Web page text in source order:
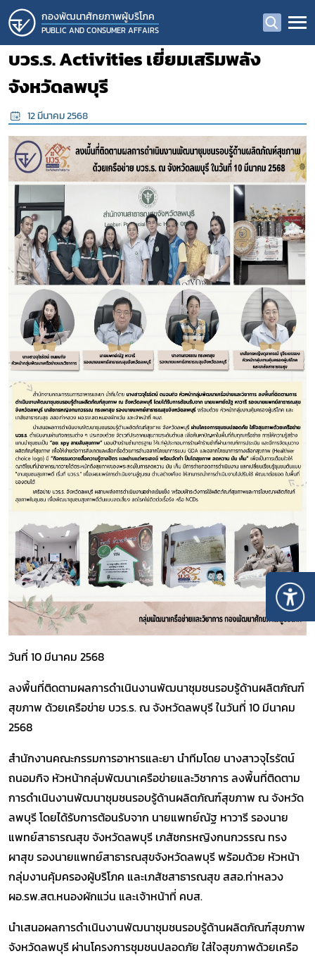
กองพัฒนาศักยภาพผู้บริโภค
PUBLIC AND CONSUMER AFFAIRS
บวร.ร. Activities เยี่ยมเสริมพลัง
จังหวัดลพบุรี
12 มีนาคม 2568
วันที่ 10 มีนาคม 2568
ลงพื้นที่ติดตามผลการดำเนินงานพัฒนาชุมชนรอบรู้ด้านผลิตภัณฑ์
สุขภาพ ด้วยเครือข่าย บวร.ร. ณ จังหวัดลพบุรี ในวันที่ 10 มีนาคม
2568
สำนักงานคณะกรรมการอาหารและยา นำทีมโดย นางสาวจุไรรัตน์
ถนอมกิจ หัวหน้ากลุ่มพัฒนาเครือข่ายและวิชาการ ลงพื้นที่ติดตาม
การดำเนินงานพัฒนาชุมชนรอบรู้ด้านผลิตภัณฑ์สุขภาพ ณ จังหวัด
ลพบุรี โดยได้รับการต้อนรับจาก นายแพทย์ณัฐ หาวารี รองนาย
แพทย์สาธารณสุข จังหวัดลพบุรี เภสัชกรหญิงกนกวรรณ ทรง
ผาสุข รองนายแพทย์สาธารณสุขจังหวัดลพบุรี พร้อมด้วย หัวหน้า
กลุ่มงานคุ้มครองผู้บริโภค และเภสัชสาธารณสุข สสอ.ท่าหลวง
ผอ.รพ.สต.หนองผักแว่น และเจ้าหน้าที่ คบส.
นำเสนอผลการดำเนินงานพัฒนาชุมชนรอบรู้ด้านผลิตภัณฑ์สุขภาพ
จังหวัดลพบุรี ผ่านโครงการชุมชนปลอดภัย ใส่ใจสุขภาพด้วยเครือ